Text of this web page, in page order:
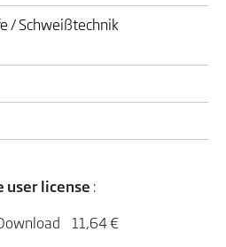
/ Schweißtechnik
user license :
11,64 €